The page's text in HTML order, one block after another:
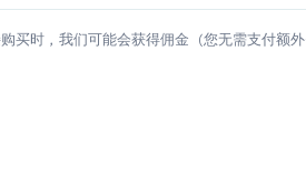
买时，我们可能会获得佣金（您无需支付额